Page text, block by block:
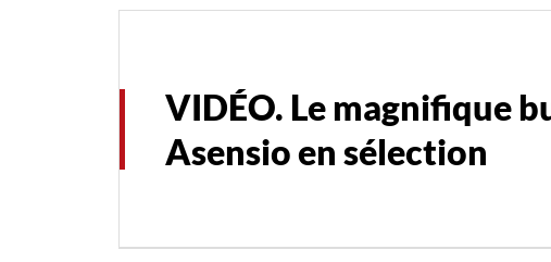
VIDÉO. Le magnifique
Asensio en sélection